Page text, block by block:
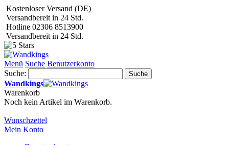
Kostenloser Versand (DE)
Versandbereit in 24 Std.
Hotline 02306 8513900
Versandbereit in 24 Std.
Menü Suche Benutzerkonto
Suche:
Suche
Wandkings
Warenkorb
Noch kein Artikel im Warenkorb.
Wunschzettel
Mein Konto